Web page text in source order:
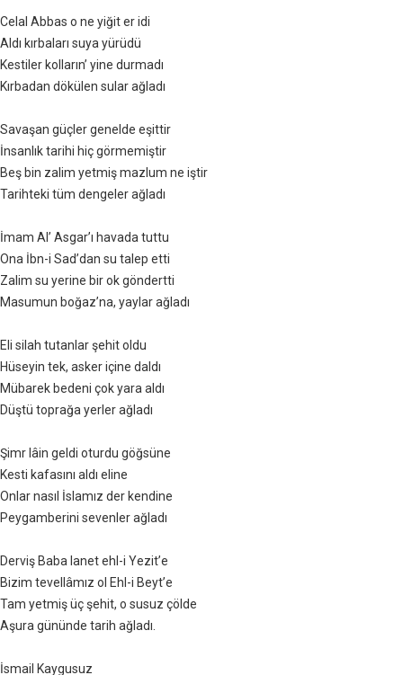
Celal Abbas o ne yiğit er idi
Aldı kırbaları suya yürüdü
Kestiler kolların’ yine durmadı
Kırbadan dökülen sular ağladı
Savaşan güçler genelde eşittir
İnsanlık tarihi hiç görmemiştir
Beş bin zalim yetmiş mazlum ne iştir
Tarihteki tüm dengeler ağladı
İmam Al’ Asgar’ı havada tuttu
Ona İbn-i Sad’dan su talep etti
Zalim su yerine bir ok göndertti
Masumun boğaz’na, yaylar ağladı
Eli silah tutanlar şehit oldu
Hüseyin tek, asker içine daldı
Mübarek bedeni çok yara aldı
Düştü toprağa yerler ağladı
Şimr lâin geldi oturdu göğsüne
Kesti kafasını aldı eline
Onlar nasıl İslamız der kendine
Peygamberini sevenler ağladı
Derviş Baba lanet ehl-i Yezit’e
Bizim tevellâmız ol Ehl-i Beyt’e
Tam yetmiş üç şehit, o susuz çölde
Aşura gününde tarih ağladı.
İsmail Kaygusuz